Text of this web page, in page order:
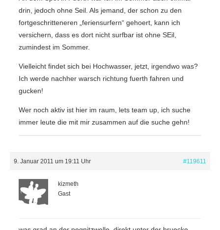
drin, jedoch ohne Seil. Als jemand, der schon zu den
fortgeschritteneren „feriensurfern“ gehoert, kann ich
versichern, dass es dort nicht surfbar ist ohne SEil,
zumindest im Sommer.
Vielleicht findet sich bei Hochwasser, jetzt, irgendwo was?
Ich werde nachher warsch richtung fuerth fahren und
gucken!
Wer noch aktiv ist hier im raum, lets team up, ich suche
immer leute die mit mir zusammen auf die suche gehn!
9. Januar 2011 um 19:11 Uhr #119611
kizmeth
Gast